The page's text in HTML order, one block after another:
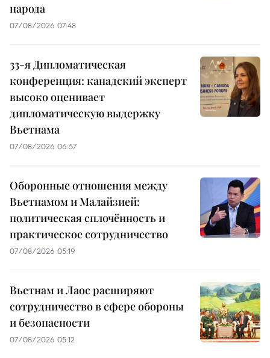
народа
07/08/2026 07:48
33-я Дипломатическая
конференция: канадский эксперт
высоко оценивает
дипломатическую выдержку
Вьетнама
07/08/2026 06:57
Оборонные отношения между
Вьетнамом и Малайзией:
политическая сплочённость и
практическое сотрудничество
07/08/2026 05:19
Вьетнам и Лаос расширяют
сотрудничество в сфере обороны
и безопасности
07/08/2026 05:12